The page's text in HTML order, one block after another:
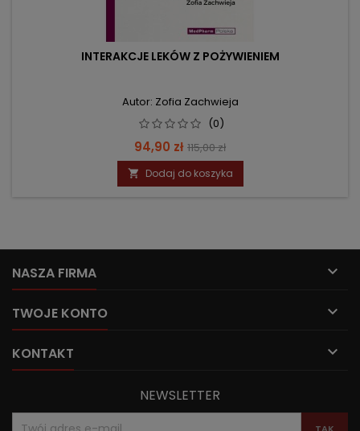
INTERAKCJE LEKÓW Z POŻYWIENIEM
Autor: Zofia Zachwieja
(0)
Cena
94,90 zł Cena
podstawowa
115,00 zł
 Dodaj do koszyka
NASZA FIRMA 
TWOJE KONTO 
KONTAKT 
NEWSLETTER